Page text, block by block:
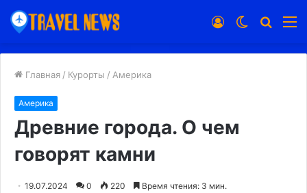
Switch
Войти
Главная / Курорты / Америка
Америка
Древние города. О чем
говорят камни
19.07.2024 0 220 Время чтения: 3 мин.